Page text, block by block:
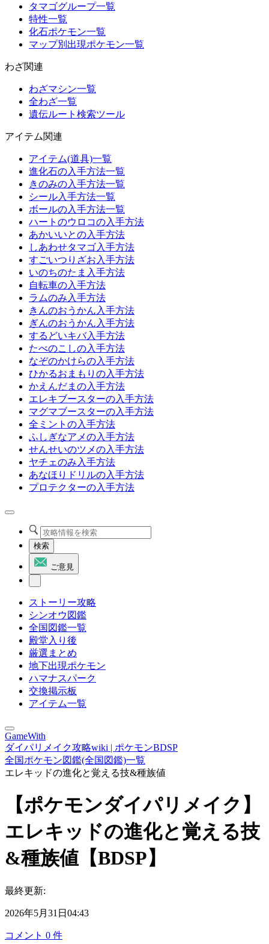
タマゴグループ一覧
特性一覧
化石ポケモン一覧
マップ別出現ポケモン一覧
わざ関連
わざマシン一覧
全わざ一覧
遺伝ルート検索ツール
アイテム関連
アイテム(道具)一覧
進化石の入手方法一覧
きのみの入手方法一覧
シール入手方法一覧
ボールの入手方法一覧
ハートのウロコの入手方法
あかいいとの入手方法
しあわせタマゴ入手方法
すごいつりざお入手方法
いのちのたま入手方法
自転車の入手方法
ラムのみ入手方法
きんのおうかん入手方法
ぎんのおうかん入手方法
するどいキバ入手方法
たべのこしの入手方法
なぞのかけらの入手方法
ひかるおまもりの入手方法
かえんだまの入手方法
エレキブースターの入手方法
マグマブースターの入手方法
全ミントの入手方法
ふしぎなアメの入手方法
せんせいのツメの入手方法
ヤチェのみ入手方法
あなほりドリルの入手方法
プロテクターの入手方法
検索
ご意見
ストーリー攻略
シンオウ図鑑
全国図鑑一覧
殿堂入り後
厳選まとめ
地下出現ポケモン
ハマナスパーク
交換掲示板
アイテム一覧
GameWith
ダイパリメイク攻略wiki | ポケモンBDSP
全国ポケモン図鑑(全国図鑑)一覧
エレキッドの進化と覚える技&種族値
【ポケモンダイパリメイク】
エレキッドの進化と覚える技
&種族値【BDSP】
最終更新:
2026年5月31日04:43
コメント 0 件